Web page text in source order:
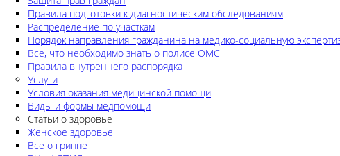
Правила подготовки к диагностическим обследованиям
Распределение по участкам
Порядок направления гражданина на медико-социальную
Все, что необходимо знать о полисе ОМС
Правила внутреннего распорядка
Услуги
Условия оказания медицинской помощи
Виды и формы медпомощи
Статьи о здоровье
Женское здоровье
Все о гриппе